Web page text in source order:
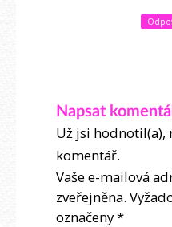
Napsat
Už jsi hodnotil(a),
komentář.
Vaše e-mailová
zveřejněna.
označeny*